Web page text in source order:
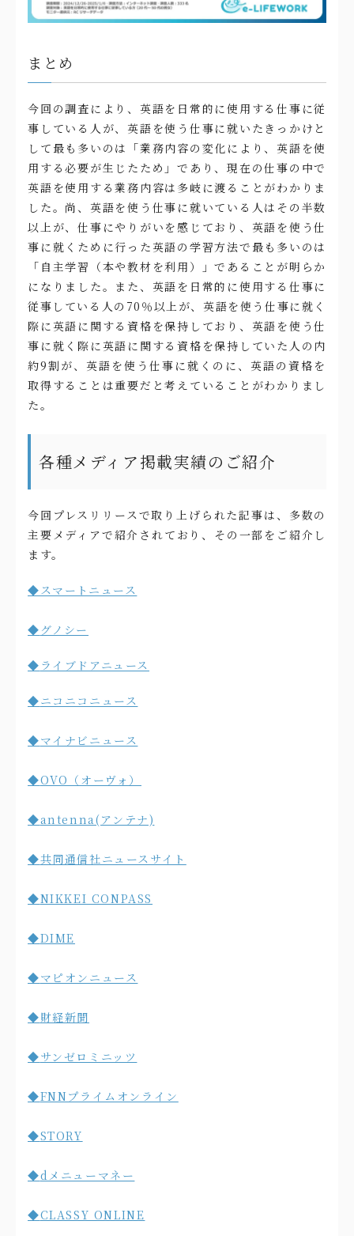
まとめ
今回の調査により、英語を日常的に使用する仕事に従
事している人が、英語を使う仕事に就いたきっかけと
して最も多いのは「業務内容の変化により、英語を使
用する必要が生じたため」であり、現在の仕事の中で
英語を使用する業務内容は多岐に渡ることがわかりま
した。尚、英語を使う仕事に就いている人はその半数
以上が、仕事にやりがいを感じており、英語を使う仕
事に就くために行った英語の学習方法で最も多いのは
「自主学習（本や教材を利用）」であることが明らか
になりました。また、英語を日常的に使用する仕事に
従事している人の70％以上が、英語を使う仕事に就く
際に英語に関する資格を保持しており、英語を使う仕
事に就く際に英語に関する資格を保持していた人の内
約9割が、英語を使う仕事に就くのに、英語の資格を
取得することは重要だと考えていることがわかりまし
た。
各種メディア掲載実績のご紹介
今回プレスリリースで取り上げられた記事は、多数の
主要メディアで紹介されており、その一部をご紹介し
ます。
◆スマートニュース
◆ グノシー
◆ ライブドアニュース
◆ニコニコニュース
◆マイナビニュース
◆OVO（オーヴォ）
◆antenna(アンテナ)
◆共同通信社ニュースサイト
◆NIKKEI CONPASS
◆DIME
◆マピオンニュース
◆財経新聞
◆サンゼロミニッツ
◆FNNプライムオンライン
◆STORY
◆dメニューマネー
◆CLASSY ONLINE